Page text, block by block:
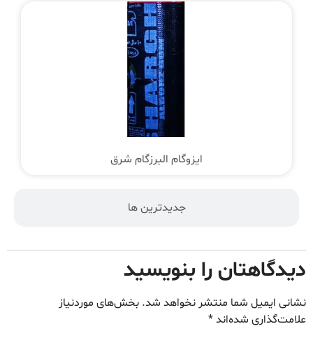
جدیدترین ها
ایزوگام البرزگام شرق
دیدگاهتان را بنویسید
نشانی ایمیل شما منتشر نخواهد شد. بخش‌های موردنیاز
علامت‌گذاری شده‌اند*